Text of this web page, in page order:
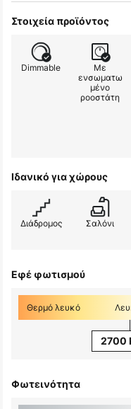
Στοιχεία προϊόντος
Dimmable
Με
ενσωματω
μένο
ροοστάτη
Ιδανικό για χώρους
Διάδρομος Σαλόνι
Εφέ φωτισμού
Θερμό λευκό
2700
Φωτεινότητα